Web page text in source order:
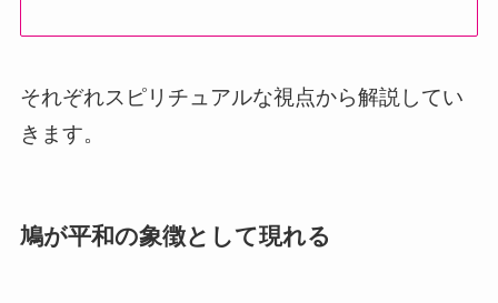
それぞれスピリチュアルな視点から解説してい
きます。
鳩が平和の象徴として現れる